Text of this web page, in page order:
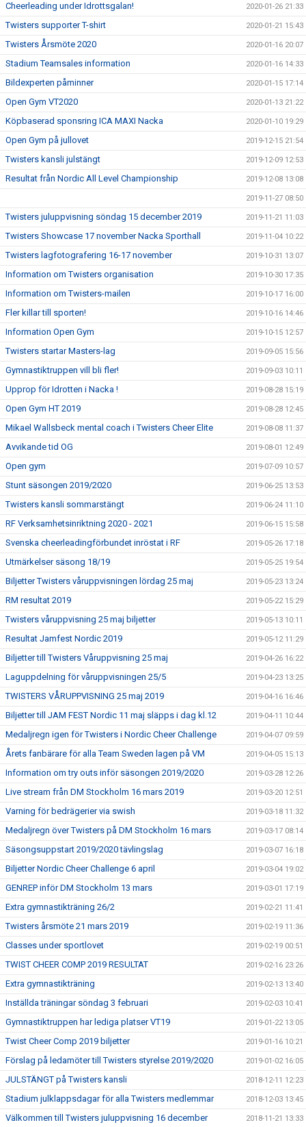
Cheerleading under Idrottsgalan! 2020-01-26 21:33
Twisters supporter T-shirt 2020-01-21 15:43
Twisters Årsmöte 2020 2020-01-16 20:07
Stadium Teamsales information 2020-01-16 14:33
Bildexperten påminner 2020-01-15 17:14
Open Gym VT2020 2020-01-13 21:22
Köpbaserad sponsring ICA MAXI Nacka 2020-01-10 19:29
Open Gym på jullovet 2019-12-15 21:54
Twisters kansli julstängt 2019-12-09 12:53
Resultat från Nordic All Level Championship 2019-12-08 13:08
2019-11-27 08:50
Twisters juluppvisning söndag 15 december 2019 2019-11-21 11:03
Twisters Showcase 17 november Nacka Sporthall 2019-11-04 10:22
Twisters lagfotografering 16-17 november 2019-10-31 13:07
Information om Twisters organisation 2019-10-30 17:35
Information om Twisters-mailen 2019-10-17 16:00
Fler killar till sporten! 2019-10-16 14:46
Information Open Gym 2019-10-15 12:57
Twisters startar Masters-lag 2019-09-05 15:56
Gymnastiktruppen vill bli fler! 2019-09-03 10:11
Upprop för Idrotten i Nacka ! 2019-08-28 15:19
Open Gym HT 2019 2019-08-28 12:45
Mikael Wallsbeck mental coach i Twisters Cheer Elite 2019-08-08 11:37
Avvikande tid OG 2019-08-01 12:49
Open gym 2019-07-09 10:57
Stunt säsongen 2019/2020 2019-06-25 13:53
Twisters kansli sommarstängt 2019-06-24 11:10
RF Verksamhetsinriktning 2020 - 2021 2019-06-15 15:58
Svenska cheerleadingförbundet inröstat i RF 2019-05-26 17:18
Utmärkelser säsong 18/19 2019-05-25 19:54
Biljetter Twisters våruppvisningen lördag 25 maj 2019-05-23 13:24
RM resultat 2019 2019-05-22 15:29
Twisters våruppvisning 25 maj biljetter 2019-05-13 10:11
Resultat Jamfest Nordic 2019 2019-05-12 11:29
Biljetter till Twisters Våruppvisning 25 maj 2019-04-26 16:22
Laguppdelning för våruppvisningen 25/5 2019-04-23 13:25
TWISTERS VÅRUPPVISNING 25 maj 2019 2019-04-16 16:46
Biljetter till JAM FEST Nordic 11 maj släpps i dag kl.12 2019-04-11 10:44
Medaljregn igen för Twisters i Nordic Cheer Challenge 2019-04-07 09:59
Årets fanbärare för alla Team Sweden lagen på VM 2019-04-05 15:13
Information om try outs inför säsongen 2019/2020 2019-03-28 12:26
Live stream från DM Stockholm 16 mars 2019 2019-03-20 12:51
Varning för bedrägerier via swish 2019-03-18 11:32
Medaljregn över Twisters på DM Stockholm 16 mars 2019-03-17 08:14
Säsongsuppstart 2019/2020 tävlingslag 2019-03-07 16:18
Biljetter Nordic Cheer Challenge 6 april 2019-03-04 19:02
GENREP inför DM Stockholm 13 mars 2019-03-01 17:19
Extra gymnastikträning 26/2 2019-02-21 11:41
Twisters årsmöte 21 mars 2019 2019-02-19 11:36
Classes under sportlovet 2019-02-19 00:51
TWIST CHEER COMP 2019 RESULTAT 2019-02-16 23:26
Extra gymnastikträning 2019-02-13 13:40
Inställda träningar söndag 3 februari 2019-02-03 10:41
Gymnastiktruppen har lediga platser VT19 2019-01-22 13:05
Twist Cheer Comp 2019 biljetter 2019-01-16 10:21
Förslag på ledamöter till Twisters styrelse 2019/2020 2019-01-02 16:05
JULSTÄNGT på Twisters kansli 2018-12-11 12:23
Stadium julklappsdagar för alla Twisters medlemmar 2018-12-03 13:45
Välkommen till Twisters juluppvisning 16 december 2018-11-21 13:33